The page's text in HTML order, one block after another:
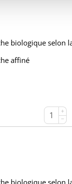
biologique selon
affiné
+
−